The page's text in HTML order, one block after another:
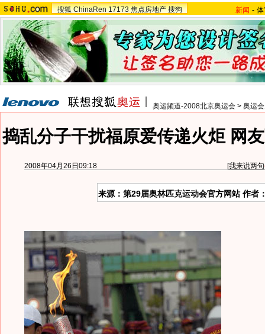
搜狐 ChinaRen 17173 焦点房地产 搜狗 新闻 -
奥运频道-2008北京奥运会 > 奥运
捣乱分子干扰福原爱传递火炬 网
2008年04月26日09:18 [我来说两句
来源：第29届奥林匹克运动会官方网站 作者